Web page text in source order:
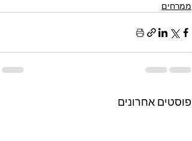
ממרחים
פוסטים אחרונים